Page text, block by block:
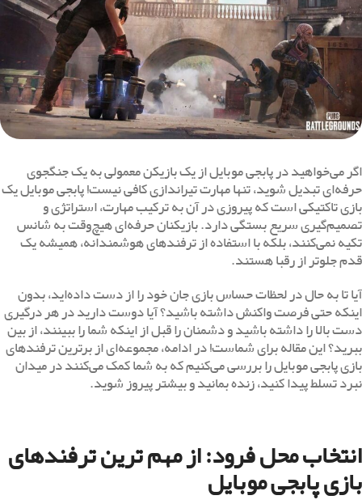
اگر می‌خواهید در پابجی موبایل از یک بازیکن معمولی به یک جنگجوی
حرفه‌ای تبدیل شوید، تنها مهارت تیراندازی کافی نیست! پابجی موبایل یک
بازی تاکتیکی است که پیروزی در آن به ترکیب مهارت، استراتژی و
تصمیم‌گیری سریع بستگی دارد. بازیکنان حرفه‌ای هیچ‌وقت به شانس
تکیه نمی‌کنند، بلکه با استفاده از ترفندهای هوشمندانه، همیشه یک
قدم جلوتر از رقبا هستند.
آیا تا به حال در لحظات حساس بازی جان خود را از دست داده‌اید، بدون
اینکه حتی فرصت واکنش داشته باشید؟ آیا دوست دارید در هر درگیری
دست بالا را داشته باشید و دشمنان را قبل از اینکه شما را ببینند، از بین
ببرید؟ این مقاله برای شماست! در ادامه، مجموعه‌ای از برترین ترفندهای
بازی پابجی موبایل را بررسی می‌کنیم که به شما کمک می‌کنند در میدان
نبرد تسلط پیدا کنید، زنده بمانید و بیشتر پیروز شوید.
انتخاب محل فرود: از مهم ترین ترفندهای
بازی پابجی موبایل